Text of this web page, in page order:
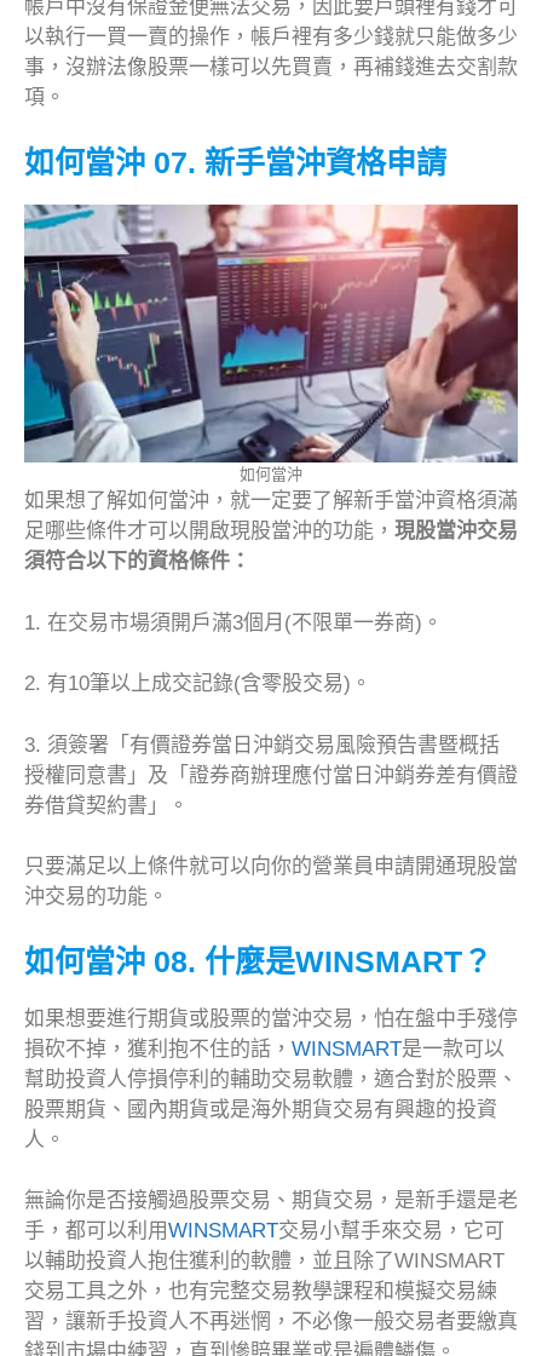
帳戶中沒有保證金便無法交易，因此要戶頭裡有錢才可
以執行一買一賣的操作，帳戶裡有多少錢就只能做多少
事，沒辦法像股票一樣可以先買賣，再補錢進去交割款
項。
如何當沖 07. 新手當沖資格申請
如何當沖
如果想了解如何當沖，就一定要了解新手當沖資格須滿
足哪些條件才可以開啟現股當沖的功能， 現股當沖交易
須符合以下的資格條件：
1. 在交易市場須開戶滿3個月(不限單一券商)。
2. 有10筆以上成交記錄(含零股交易)。
3. 須簽署「有價證券當日沖銷交易風險預告書暨概括
授權同意書」及「證券商辦理應付當日沖銷券差有價證
券借貸契約書」。
只要滿足以上條件就可以向你的營業員申請開通現股當
沖交易的功能。
如何當沖 08. 什麼是WINSMART？
如果想要進行期貨或股票的當沖交易，怕在盤中手殘停
損砍不掉，獲利抱不住的話， WINSMART是一款可以
幫助投資人停損停利的輔助交易軟體，適合對於股票、
股票期貨、國內期貨或是海外期貨交易有興趣的投資
人。
無論你是否接觸過股票交易、期貨交易，是新手還是老
手，都可以利用WINSMART交易小幫手來交易，它可
以輔助投資人抱住獲利的軟體，並且除了WINSMART
交易工具之外，也有完整交易教學課程和模擬交易練
習，讓新手投資人不再迷惘，不必像一般交易者要繳真